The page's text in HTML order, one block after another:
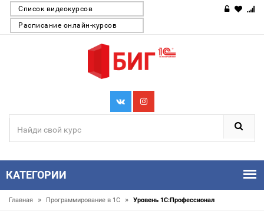
Список видеокурсов
Расписание онлайн-курсов
КАТЕГОРИИ
Главная » Программирование в 1С » Уровень 1С:Профессионал